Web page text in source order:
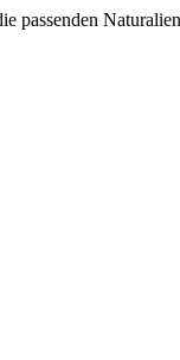
passenden